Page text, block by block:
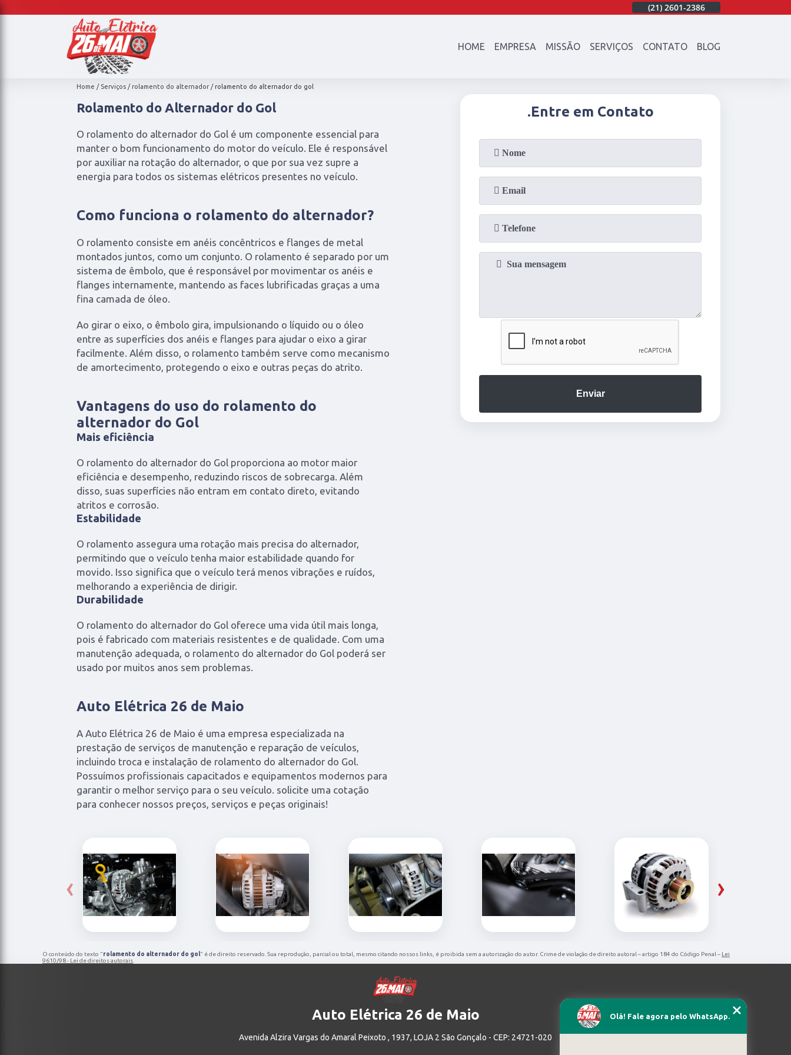
(21) 2601-2386
HOME EMPRESA MISSÃO SERVIÇOS CONTATO BLOG
Home Serviços rolamento do alternador rolamento do alternador do gol
Rolamento do Alternador do Gol
O rolamento do alternador do Gol é um componente essencial para
manter o bom funcionamento do motor do veículo. Ele é responsável
por auxiliar na rotação do alternador, o que por sua vez supre a
energia para todos os sistemas elétricos presentes no veículo.
Como funciona o rolamento do alternador?
O rolamento consiste em anéis concêntricos e flanges de metal
montados juntos, como um conjunto. O rolamento é separado por um
sistema de êmbolo, que é responsável por movimentar os anéis e
flanges internamente, mantendo as faces lubrificadas graças a uma
fina camada de óleo.
Ao girar o eixo, o êmbolo gira, impulsionando o líquido ou o óleo
entre as superfícies dos anéis e flanges para ajudar o eixo a girar
facilmente. Além disso, o rolamento também serve como mecanismo
de amortecimento, protegendo o eixo e outras peças do atrito.
Vantagens do uso do rolamento do
alternador do Gol
Mais eficiência
O rolamento do alternador do Gol proporciona ao motor maior
eficiência e desempenho, reduzindo riscos de sobrecarga. Além
disso, suas superfícies não entram em contato direto, evitando
atritos e corrosão.
Estabilidade
O rolamento assegura uma rotação mais precisa do alternador,
permitindo que o veículo tenha maior estabilidade quando for
movido. Isso significa que o veículo terá menos vibrações e ruídos,
melhorando a experiência de dirigir.
Durabilidade
O rolamento do alternador do Gol oferece uma vida útil mais longa,
pois é fabricado com materiais resistentes e de qualidade. Com uma
manutenção adequada, o rolamento do alternador do Gol poderá ser
usado por muitos anos sem problemas.
Auto Elétrica 26 de Maio
A Auto Elétrica 26 de Maio é uma empresa especializada na
prestação de serviços de manutenção e reparação de veículos,
incluindo troca e instalação de rolamento do alternador do Gol.
Possuímos profissionais capacitados e equipamentos modernos para
garantir o melhor serviço para o seu veículo. solicite uma cotação
para conhecer nossos preços, serviços e peças originais!
.Entre em Contato
Enviar
‹ ›
O conteúdo do texto "rolamento do alternador do gol" é de direito reservado. Sua reprodução, parcial ou total, mesmo citando nossos links, é proibida sem a autorização do autor. Crime de violação de direito autoral – artigo 184 do Código Penal – Lei
9610/98 - Lei de direitos autorais.
Auto Elétrica 26 de Maio
Avenida Alzira Vargas do Amaral Peixoto , 1937, LOJA 2 São Gonçalo - CEP: 24721-020
Olá! Fale agora pelo WhatsApp.